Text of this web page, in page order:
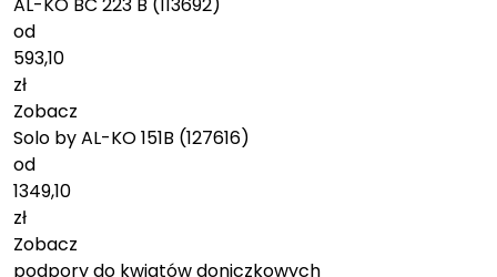
AL-KO BC 223 B (113692)
od
593,10
zł
Zobacz
Solo by AL-KO 151B (127616)
od
1349,10
zł
Zobacz
podpory do kwiatów doniczkowych